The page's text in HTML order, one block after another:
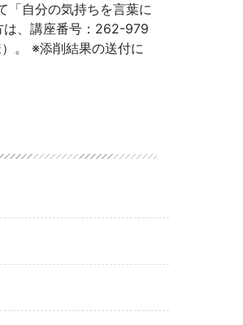
「自分の気持ちを言葉に
は、講座番号：262-979
。 ※添削結果の送付に